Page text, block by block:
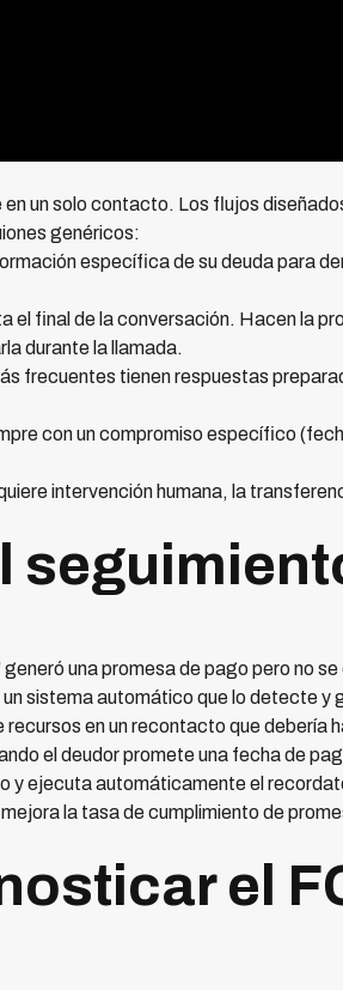
un solo contacto. Los flujos
genéricos:
específica de su deuda para
el final de la conversación. Hacen la
durante la llamada.
frecuentes tienen respuestas
con un compromiso específico
intervención humana, la
una promesa de pago pero no se
sistema automático que lo detecte y
en un recontacto que debería
el deudor promete una fecha de
y ejecuta automáticamente el
la tasa de cumplimiento de
el